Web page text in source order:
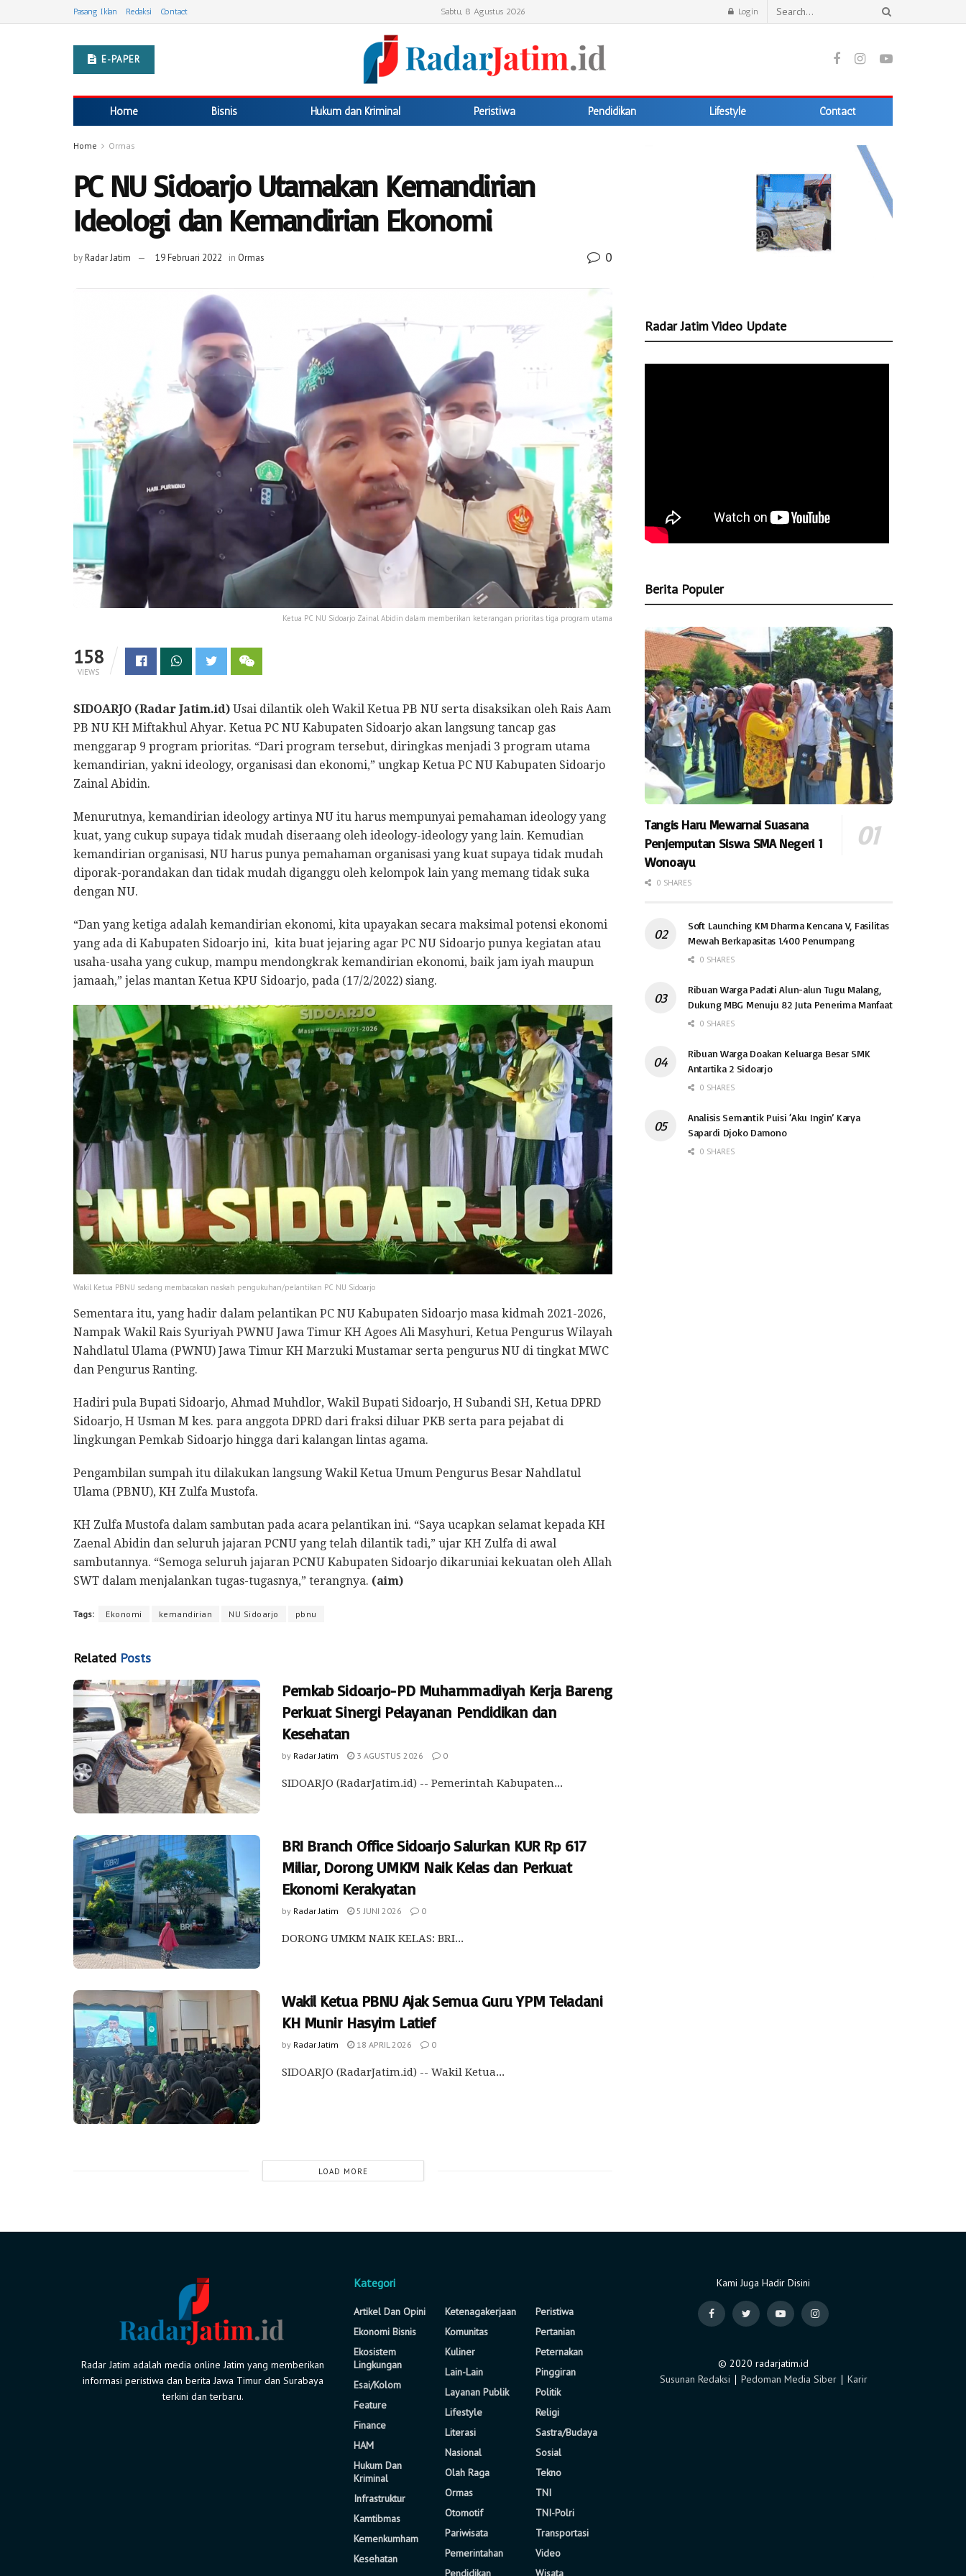
Pasang Iklan Redaksi Contact Sabtu, 8 Agustus 2026 Login
E-PAPER
Home Bisnis Hukum dan Kriminal Peristiwa Pendidikan Lifestyle Contact
Home Ormas
PC NU Sidoarjo Utamakan Kemandirian
Ideologi dan Kemandirian Ekonomi
byRadar Jatim 19 Februari 2022 in Ormas 0
Ketua PC NU Sidoarjo Zainal Abidin dalam memberikan keterangan prioritas tiga program utama
158
VIEWS
SIDOARJO (Radar Jatim.id) Usai dilantik oleh Wakil Ketua PB NU serta disaksikan oleh Rais Aam
PB NU KH Miftakhul Ahyar. Ketua PC NU Kabupaten Sidoarjo akan langsung tancap gas
menggarap 9 program prioritas. “Dari program tersebut, diringkas menjadi 3 program utama
kemandirian, yakni ideology, organisasi dan ekonomi,” ungkap Ketua PC NU Kabupaten Sidoarjo
Zainal Abidin.
Menurutnya, kemandirian ideology artinya NU itu harus mempunyai pemahaman ideology yang
kuat, yang cukup supaya tidak mudah diseraang oleh ideology-ideology yang lain. Kemudian
kemandirian organisasi, NU harus punya pemahaman organisasi yang kuat supaya tidak mudah
diporak-porandakan dan tidak mudah diganggu oleh kelompok lain yang memang tidak suka
dengan NU.
“Dan yang ketiga adalah kemandirian ekonomi, kita upayakan secara maksimal potensi ekonomi
yang ada di Kabupaten Sidoarjo ini, kita buat jejaring agar PC NU Sidoarjo punya kegiatan atau
usaha-usaha yang cukup, mampu mendongkrak kemandirian ekonomi, baik jam iyah maupun
jamaah,” jelas mantan Ketua KPU Sidoarjo, pada (17/2/2022) siang.
Wakil Ketua PBNU sedang membacakan naskah pengukuhan/pelantikan PC NU Sidoarjo
Sementara itu, yang hadir dalam pelantikan PC NU Kabupaten Sidoarjo masa kidmah 2021-2026,
Nampak Wakil Rais Syuriyah PWNU Jawa Timur KH Agoes Ali Masyhuri, Ketua Pengurus Wilayah
Nahdlatul Ulama (PWNU) Jawa Timur KH Marzuki Mustamar serta pengurus NU di tingkat MWC
dan Pengurus Ranting.
Hadiri pula Bupati Sidoarjo, Ahmad Muhdlor, Wakil Bupati Sidoarjo, H Subandi SH, Ketua DPRD
Sidoarjo, H Usman M kes. para anggota DPRD dari fraksi diluar PKB serta para pejabat di
lingkungan Pemkab Sidoarjo hingga dari kalangan lintas agama.
Pengambilan sumpah itu dilakukan langsung Wakil Ketua Umum Pengurus Besar Nahdlatul
Ulama (PBNU), KH Zulfa Mustofa.
KH Zulfa Mustofa dalam sambutan pada acara pelantikan ini. “Saya ucapkan selamat kepada KH
Zaenal Abidin dan seluruh jajaran PCNU yang telah dilantik tadi,” ujar KH Zulfa di awal
sambutannya. “Semoga seluruh jajaran PCNU Kabupaten Sidoarjo dikaruniai kekuatan oleh Allah
SWT dalam menjalankan tugas-tugasnya,” terangnya. (aim)
Tags: Ekonomi kemandirian NU Sidoarjo pbnu
Related Posts
Pemkab Sidoarjo-PD Muhammadiyah Kerja Bareng
Perkuat Sinergi Pelayanan Pendidikan dan
Kesehatan
by Radar Jatim 3 AGUSTUS 2026 0
SIDOARJO (RadarJatim.id) -- Pemerintah Kabupaten...
BRI Branch Office Sidoarjo Salurkan KUR Rp 617
Miliar, Dorong UMKM Naik Kelas dan Perkuat
Ekonomi Kerakyatan
by Radar Jatim 5 JUNI 2026 0
DORONG UMKM NAIK KELAS: BRI...
Wakil Ketua PBNU Ajak Semua Guru YPM Teladani
KH Munir Hasyim Latief
by Radar Jatim 18 APRIL 2026 0
SIDOARJO (RadarJatim.id) -- Wakil Ketua...
LOAD MORE
Radar Jatim Video Update
Berita Populer
Tangis Haru Mewarnai Suasana
Penjemputan Siswa SMA Negeri 1
Wonoayu
0 SHARES
Soft Launching KM Dharma Kencana V, Fasilitas
Mewah Berkapasitas 1.400 Penumpang
0 SHARES
Ribuan Warga Padati Alun-alun Tugu Malang,
Dukung MBG Menuju 82 Juta Penerima Manfaat
0 SHARES
Ribuan Warga Doakan Keluarga Besar SMK
Antartika 2 Sidoarjo
0 SHARES
Analisis Semantik Puisi ‘Aku Ingin’ Karya
Sapardi Djoko Damono
0 SHARES
Radar Jatim adalah media online Jatim yang memberikan
informasi peristiwa dan berita Jawa Timur dan Surabaya
terkini dan terbaru.
Kategori
Artikel Dan Opini
Ekonomi Bisnis
Ekosistem
Lingkungan
Esai/Kolom
Feature
Finance
HAM
Hukum Dan
Kriminal
Infrastruktur
Kamtibmas
Kemenkumham
Kesehatan
Ketenagakerjaan
Komunitas
Kuliner
Lain-Lain
Layanan Publik
Lifestyle
Literasi
Nasional
Olah Raga
Ormas
Otomotif
Pariwisata
Pemerintahan
Pendidikan
Peristiwa
Pertanian
Peternakan
Pinggiran
Politik
Religi
Sastra/Budaya
Sosial
Tekno
TNI
TNI-Polri
Transportasi
Video
Wisata
Kami Juga Hadir Disini
© 2020 radarjatim.id
Susunan Redaksi ∣ Pedoman Media Siber∣ Karir